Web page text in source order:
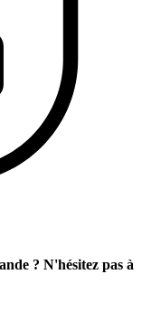
? N'hésitez pas à